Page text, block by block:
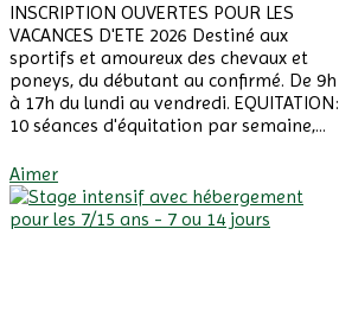
INSCRIPTION OUVERTES POUR LES
VACANCES D'ETE 2026 Destiné aux
sportifs et amoureux des chevaux et
poneys, du débutant au confirmé. De 9h
à 17h du lundi au vendredi. EQUITATION:
10 séances d'équitation par semaine,...
Aimer